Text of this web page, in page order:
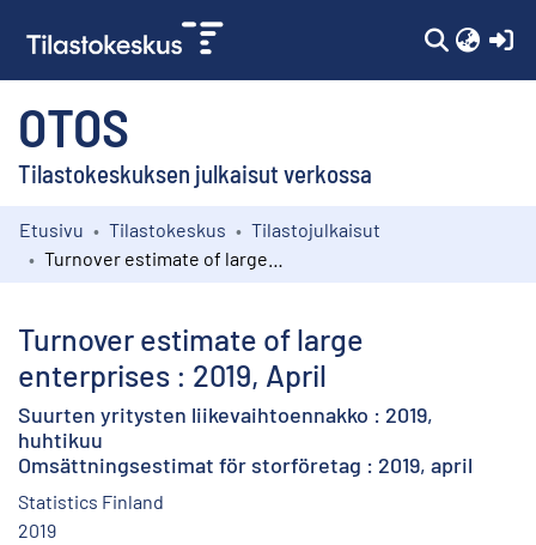
OTOS
Tilastokeskuksen julkaisut verkossa
Kokoelmat
Etusivu Tilastokeskus
Tilastojulkaisut
Turnover estimate of large
enterprises : 2019, April
Suurten yritysten liikevaihtoennakko : 2019,
huhtikuu
Omsättningsestimat för storföretag : 2019, april
Statistics Finland
2019